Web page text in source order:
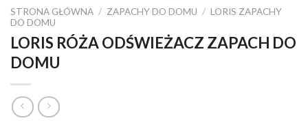
STRONA GŁÓWNA / ZAPACHY DO DOMU / LORIS ZAPACHY
DO DOMU
LORIS RÓŻA ODŚWIEŻACZ ZAPACH DO
DOMU